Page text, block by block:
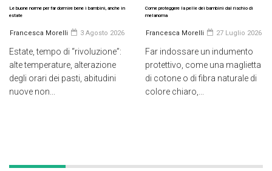
Le buone norme per far dormire bene i bambini, anche in
estate
Francesca Morelli 3 Agosto 2026
Estate, tempo di “rivoluzione”:
alte temperature, alterazione
degli orari dei pasti, abitudini
nuove non...
Come proteggere la pelle dei bambini dal rischio di
melanoma
Francesca Morelli 27 Luglio 2026
Far indossare un indumento
protettivo, come una maglietta
di cotone o di fibra naturale di
colore chiaro,...